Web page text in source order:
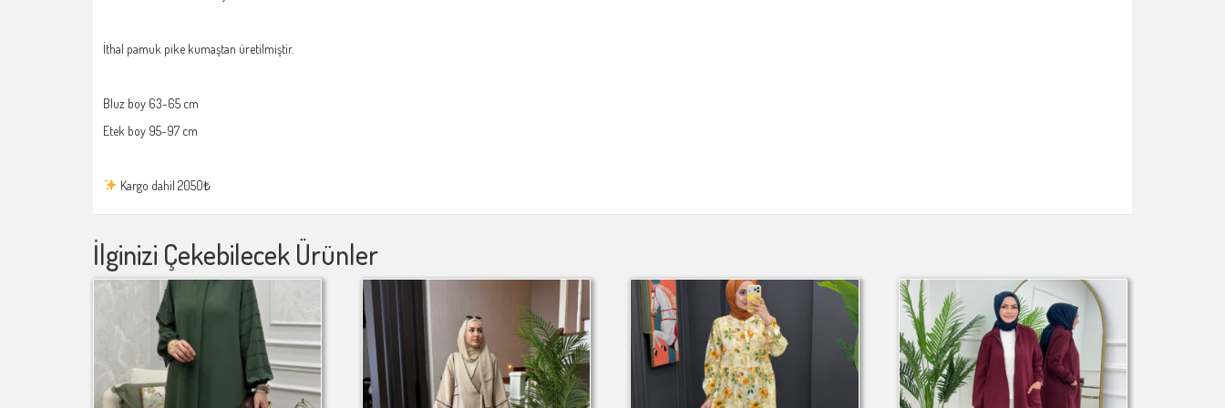
İthal pamuk pike kumaştan üretilmiştir.
Bluz boy 63-65 cm
Etek boy 95-97 cm
Kargo dahil 2050₺
İlginizi Çekebilecek Ürünler